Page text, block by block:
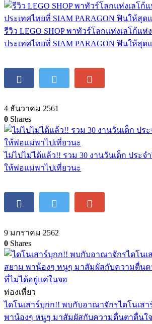
รีวิว LEGO SHOP พาทัวร์โลกแห่งเลโก้แห่
ประเทศไทยที่ SIAM PARAGON ฟินให้สุ
4 ธันวาคม 2561
0 Shares
ไม่ไปไม่ได้แล้ว!! รวม 30 งานวันเด็ก ประจ
ให้พ่อแม่พาไปเที่ยวนะ
9 มกราคม 2562
0 Shares
ท่องเที่ยว
ไดโนเสาร์บุกก!! พบกับอาณาจักรไดโนเส
พาน้องๆ หนูๆ มาสัมผัสกับความตื่นตาตื่นใ